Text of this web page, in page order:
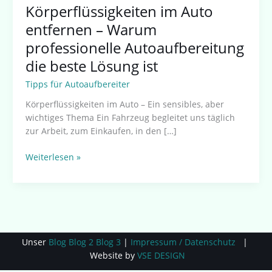
Körperflüssigkeiten im Auto
entfernen – Warum
professionelle Autoaufbereitung
die beste Lösung ist
Tipps für Autoaufbereiter
Körperflüssigkeiten im Auto – Ein sensibles, aber
wichtiges Thema Ein Fahrzeug begleitet uns täglich
zur Arbeit, zum Einkaufen, in den […]
Weiterlesen »
Unser Blog Blog 2 Blog 3 | Impressum / Datenschutz |
Website by VSE DESIGN